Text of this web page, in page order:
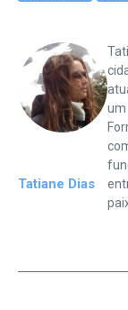
Tatiane Dias
um